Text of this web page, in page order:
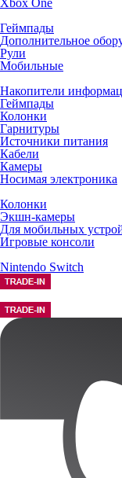
Xbox One
Геймпады
Дополнительное
Рули
Мобильные
Накопители
Геймпады
Колонки
Гарнитуры
Источники питания
Кабели
Камеры
Носимая электроника
Колонки
Экшн-камеры
Для мобильных
Игровые консоли
Nintendo Switch